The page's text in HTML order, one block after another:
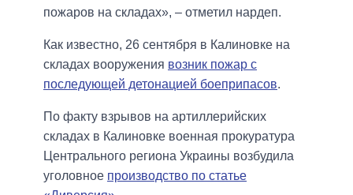
пожаров на складах», – отметил нардеп.
Как известно, 26 сентября в Калиновке на
складах вооружения возник пожар с
последующей детонацией боеприпасов.
По факту взрывов на артиллерийских
складах в Калиновке военная прокуратура
Центрального региона Украины возбудила
уголовное производство по статье